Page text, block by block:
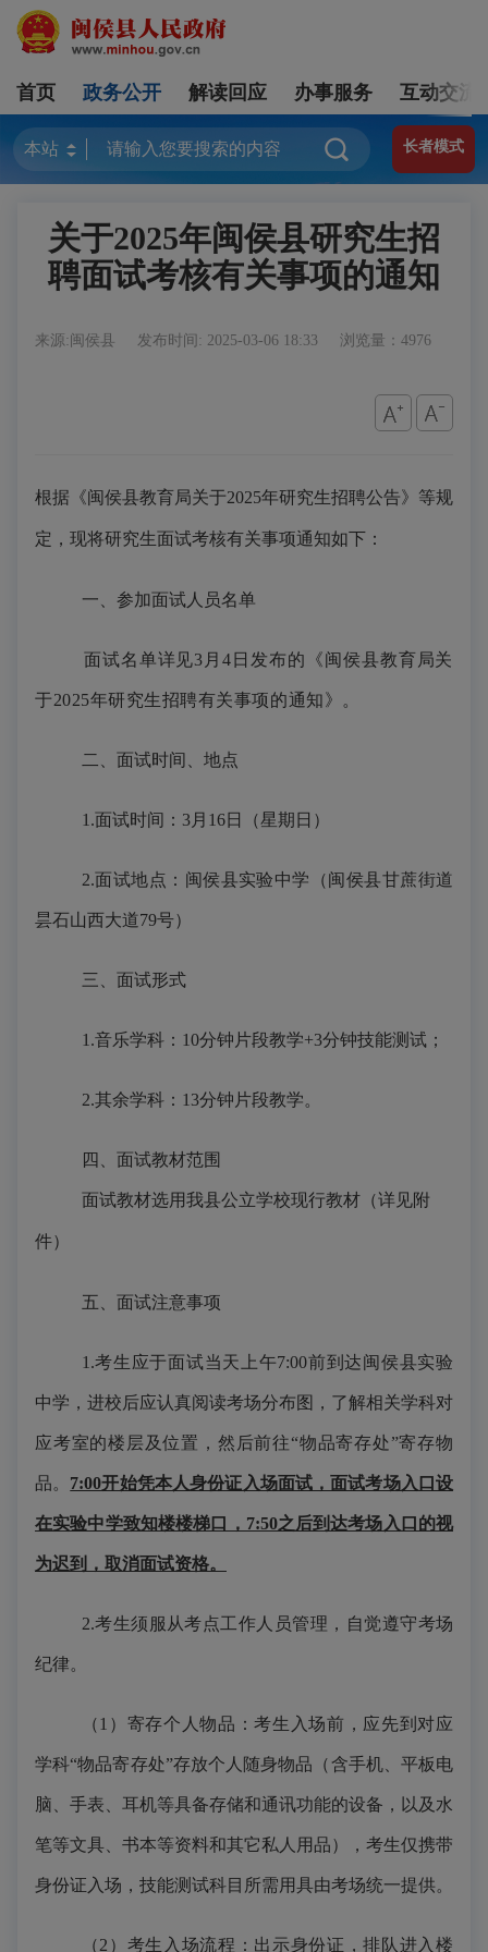
首页 政务公开 解读回应 办事服务 互动交流
长者模式
关于2025年闽侯县研究生招
聘面试考核有关事项的通知
来源:闽侯县 发布时间: 2025-03-06 18:33 浏览量：4976
根据《闽侯县教育局关于2025年研究生招聘公告》等规
定，现将研究生面试考核有关事项通知如下：
一、参加面试人员名单
面试名单详见3月4日发布的《闽侯县教育局关
于2025年研究生招聘有关事项的通知》。
二、面试时间、地点
1.面试时间：3月16日（星期日）
2.面试地点：闽侯县实验中学（闽侯县甘蔗街道
昙石山西大道79号）
三、面试形式
1.音乐学科：10分钟片段教学+3分钟技能测试；
2.其余学科：13分钟片段教学。
四、面试教材范围
面试教材选用我县公立学校现行教材（详见附
件）
五、面试注意事项
1.考生应于面试当天上午7:00前到达闽侯县实验
中学， 进校后应认真阅读考场分布图，了解相关学科对
应考室的楼层及位置，然后前往“物品寄存处”寄存物
品。 7:00开始凭本人身份证入场面试，面试考场入口设
在实验中学致知楼楼梯口，7:50之后到达考场入口的视
为迟到，取消面试资格。
2.考生须服从考点工作人员管理，自觉遵守考场
纪律。
（1）寄存个人物品：考生入场前，应先到对应
学科“物品寄存处”存放个人随身物品（ 含手机、平板电
脑、手表、耳机等具备存储和通讯功能的设备，以及水
笔等文具、书本等资料和其它私人用品） ，考生仅携带
身份证入场，技能测试科目所需用具由考场统一提供。
（2）考生入场流程：出示身份证，排队进入楼